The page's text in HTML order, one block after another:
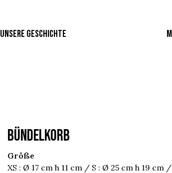
UNSERE GESCHICHTE
BÜNDELKORB
Größe
XS : Ø 17 cm h 11 cm / S : Ø 25 cm h 19 cm